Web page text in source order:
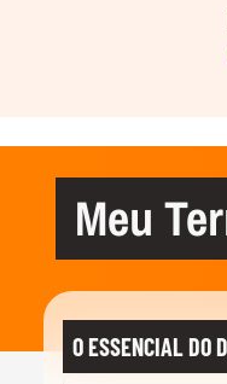
Meu
O ESSENCIAL DO